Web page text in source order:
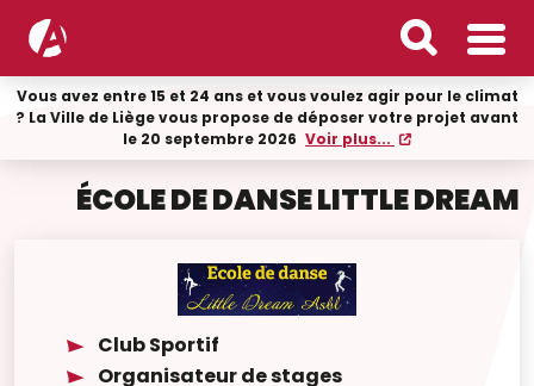
Vous avez entre 15 et 24 ans et vous voulez agir pour le climat
? La Ville de Liège vous propose de déposer votre projet avant
le 20 septembre 2026 Voir plus...
ÉCOLE DE DANSE LITTLE DREAM
Club Sportif
Organisateur de stages